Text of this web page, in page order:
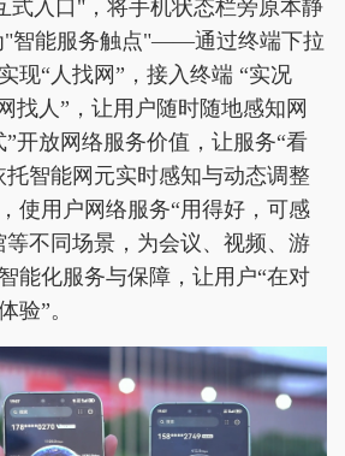
式入口"，将手机状态栏旁原本静
"智能服务触点"——通过终端下拉
现“人找网”，接入终端 “实况
找人”，让用户随时随地感知网
开放网络服务价值，让服务“看
托智能网元实时感知与动态调整
使用户网络服务“用得好，可感
等不同场景，为会议、视频、游
能化服务与保障，让用户“在对
验”。